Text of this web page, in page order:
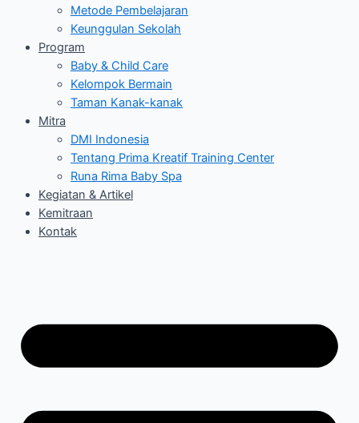
Metode Pembelajaran
Keunggulan Sekolah
Program
Baby & Child Care
Kelompok Bermain
Taman Kanak-kanak
Mitra
DMI Indonesia
Tentang Prima Kreatif Training Center
Runa Rima Baby Spa
Kegiatan & Artikel
Kemitraan
Kontak